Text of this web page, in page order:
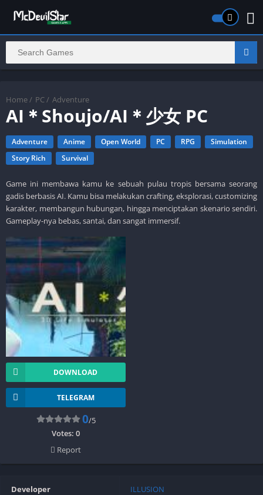
Home / PC / Adventure
AI＊Shoujo/AI＊少女 PC
Adventure Anime Open World PC RPG
Simulation
Story Rich
Survival
Game ini membawa kamu ke sebuah pulau tropis bersama seorang
gadis berbasis AI. Kamu bisa melakukan crafting, eksplorasi, customizing
karakter, membangun hubungan, hingga menciptakan skenario sendiri.
Gameplay-nya bebas, santai, dan sangat immersif.
DOWNLOAD
TELEGRAM
0/5
Votes: 0
Report
Developer ILLUSION